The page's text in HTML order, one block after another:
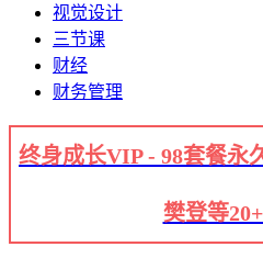
视觉设计
三节课
财经
财务管理
终身成长VIP - 98套餐永
樊登等20+